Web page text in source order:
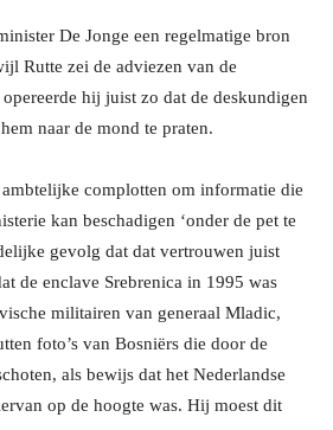
De Jonge een regelmatige bron
Rutte zei de adviezen van de
hij juist zo dat de deskundigen
naar de mond te praten.
complotten om informatie die
kan beschadigen ‘onder de pet te
gevolg dat dat vertrouwen juist
de enclave Srebrenica in 1995 was
militairen van generaal Mladic,
foto’s van Bosniërs die door de
als bewijs dat het Nederlandse
op de hoogte was. Hij moest dit